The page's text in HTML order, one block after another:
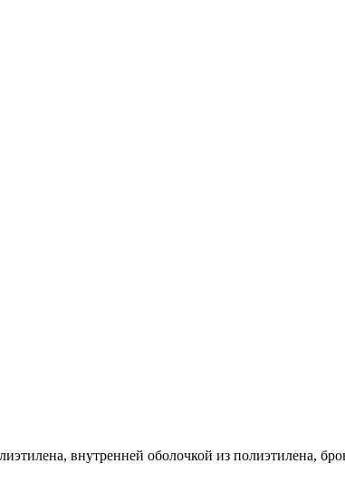
внутренней оболочкой из полиэтилена,